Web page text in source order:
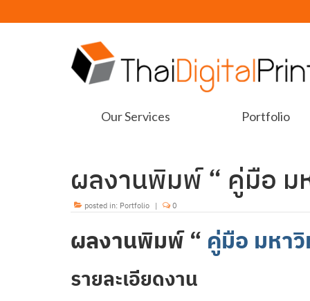
Our Services Portfolio
ผลงานพิมพ์ “ คู่มือ ม
posted in: Portfolio | 0
ผลงานพิมพ์ “ คู่มือ มหา
รายละเอียดงาน